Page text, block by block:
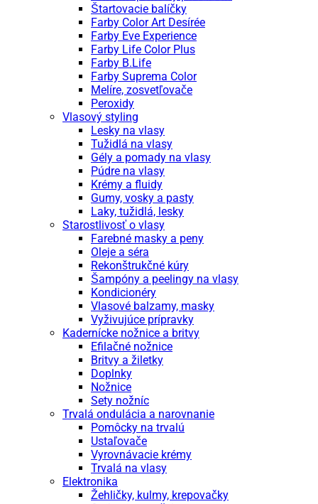
Štartovacie balíčky
Farby Color Art Desírée
Farby Eve Experience
Farby Life Color Plus
Farby B.Life
Farby Suprema Color
Melíre, zosvetľovače
Peroxidy
Vlasový styling
Lesky na vlasy
Tužidlá na vlasy
Gély a pomady na vlasy
Púdre na vlasy
Krémy a fluidy
Gumy, vosky a pasty
Laky, tužidlá, lesky
Starostlivosť o vlasy
Farebné masky a peny
Oleje a séra
Rekonštrukčné kúry
Šampóny a peelingy na vlasy
Kondicionéry
Vlasové balzamy, masky
Vyživujúce prípravky
Kadernícke nožnice a britvy
Efilačné nožnice
Britvy a žiletky
Doplnky
Nožnice
Sety nožníc
Trvalá ondulácia a narovnanie
Pomôcky na trvalú
Ustaľovače
Vyrovnávacie krémy
Trvalá na vlasy
Elektronika
Žehličky, kulmy, krepovačky